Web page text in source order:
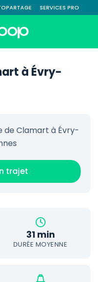
SERVICES PRO
à Évry-
de Clamart à Évry-
trajet
31 min
DURÉE MOYENNE